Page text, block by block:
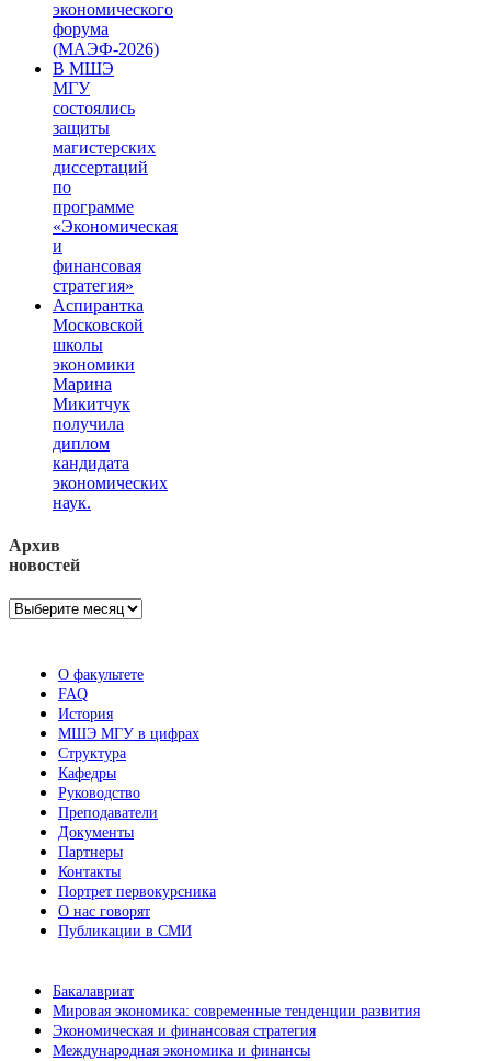
экономического
форума
(МАЭФ-2026)
В МШЭ
МГУ
состоялись
защиты
магистерских
диссертаций
по
программе
«Экономическая
и
финансовая
стратегия»
Аспирантка
Московской
школы
экономики
Марина
Микитчук
получила
диплом
кандидата
экономических
наук.
Архив
новостей
Архив
О факультете
FAQ
История
МШЭ МГУ в цифрах
Структура
Кафедры
Руководство
Преподаватели
Документы
Партнеры
Контакты
Портрет первокурсника
О нас говорят
Публикации в СМИ
Бакалавриат
Мировая экономика: современные тенденции развития
Экономическая и финансовая стратегия
Международная экономика и финансы